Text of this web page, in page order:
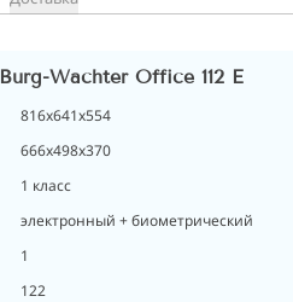
Wachter Office 112 E
816x641x554
666x498x370
1 класс
электронный + биометрический
1
122